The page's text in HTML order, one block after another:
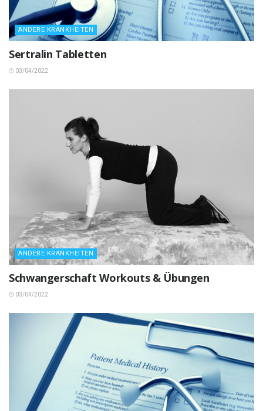
ANDERE KRANKHEITEN
Sertralin Tabletten
03/04/2022
ANDERE KRANKHEITEN
Schwangerschaft Workouts & Übungen
03/04/2022